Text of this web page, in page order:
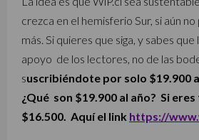
crezca en el hemisferio Sur, si aún
más. Si quieres que siga, y sabes que
apoyo de los lectores, no de las
suscribiéndote por solo $19.900
¿Qué son $19.900 al año? Si
$16.500. Aquí el link https://